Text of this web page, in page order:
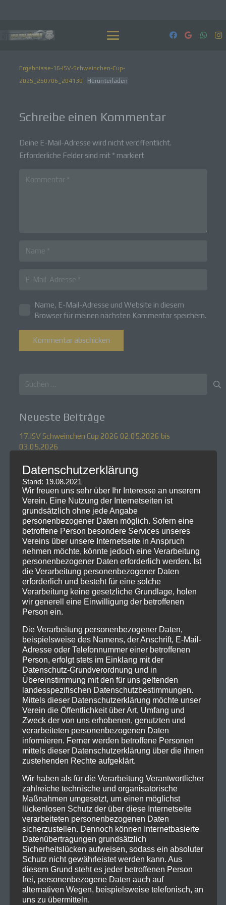
Ergebnisse-16-ISV-Schweinchen-Cup-
2025_250706_204130
Herunterladen
Schreibe einen Kommentar
Deine E-Mail-Adresse wird nicht veröffentlicht.
Erforderliche Felder sind mit * markiert
Name, E-Mail-Adresse und Website in diesem
Browser für meinen nächsten Kommentar speichern.
Kommentar abschicken
Suchen
Neueste Beiträge
17.ISV Schweinchen Cup 2026 02.05.2026 bis
03.05.2026
Rangliste 14. Vorarlberger Glock Cup 2025.
17. November 2025
Hauptpreis des diesjährigen – 14.Vorarlberger Glock Cup
2025.
21. Oktober 2025
14.Vorarlberger Glock Cup 2025
21. Oktober 2025
Rangliste zum 16.ISV Schweinchen Cup 2025
7. Juli 2025
Neueste Kommentare
Kontakt
ISV Feldkirch
Indoor Schützen Verein
Leusbündtweg 27
A-6800 Feldkirch
Archiv
März 2026(1)
Datenschutzerklärung
Stand: 19.08.2021
Wir freuen uns sehr über Ihr Interesse an unserem
Verein. Eine Nutzung der Internetseiten ist
grundsätzlich ohne jede Angabe
personenbezogener Daten möglich. Sofern eine
betroffene Person besondere Services unseres
Vereins über unsere Internetseite in Anspruch
nehmen möchte, könnte jedoch eine Verarbeitung
personenbezogener Daten erforderlich werden. Ist
die Verarbeitung personenbezogener Daten
erforderlich und besteht für eine solche
Verarbeitung keine gesetzliche Grundlage, holen
wir generell eine Einwilligung der betroffenen
Person ein.
Die Verarbeitung personenbezogener Daten,
beispielsweise des Namens, der Anschrift, E-Mail-
Adresse oder Telefonnummer einer betroffenen
Person, erfolgt stets im Einklang mit der
Datenschutz-Grundverordnung und in
Übereinstimmung mit den für uns geltenden
landesspezifischen Datenschutzbestimmungen.
Mittels dieser Datenschutzerklärung möchte unser
Verein die Öffentlichkeit über Art, Umfang und
Zweck der von uns erhobenen, genutzten und
verarbeiteten personenbezogenen Daten
informieren. Ferner werden betroffene Personen
mittels dieser Datenschutzerklärung über die ihnen
zustehenden Rechte aufgeklärt.
Wir haben als für die Verarbeitung Verantwortlicher
zahlreiche technische und organisatorische
Maßnahmen umgesetzt, um einen möglichst
lückenlosen Schutz der über diese Internetseite
verarbeiteten personenbezogenen Daten
sicherzustellen. Dennoch können Internetbasierte
Datenübertragungen grundsätzlich
Sicherheitslücken aufweisen, sodass ein absoluter
Schutz nicht gewährleistet werden kann. Aus
diesem Grund steht es jeder betroffenen Person
frei, personenbezogene Daten auch auf
alternativen Wegen, beispielsweise telefonisch, an
uns zu übermitteln.